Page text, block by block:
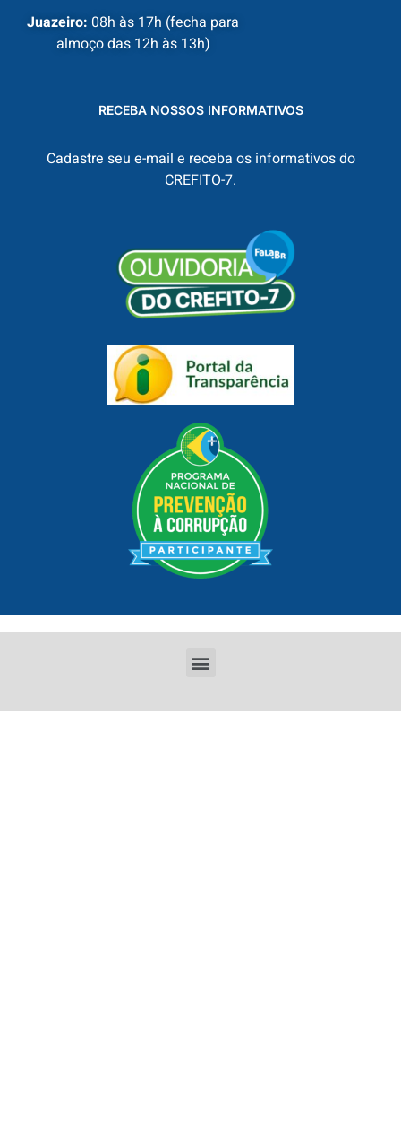
Juazeiro: 08h às 17h (fecha para
almoço das 12h às 13h)
RECEBA NOSSOS INFORMATIVOS
Cadastre seu e-mail e receba os informativos do
CREFITO-7.